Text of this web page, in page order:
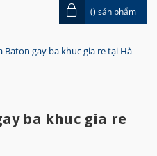
() sản phẩm
Baton gay ba khuc gia re tại Hà
ba khuc gia re